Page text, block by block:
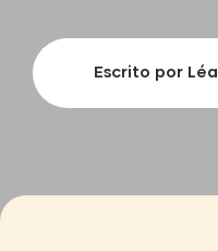
Escrito por Léa